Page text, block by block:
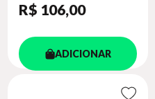
R$ 106,00
ADICIONAR